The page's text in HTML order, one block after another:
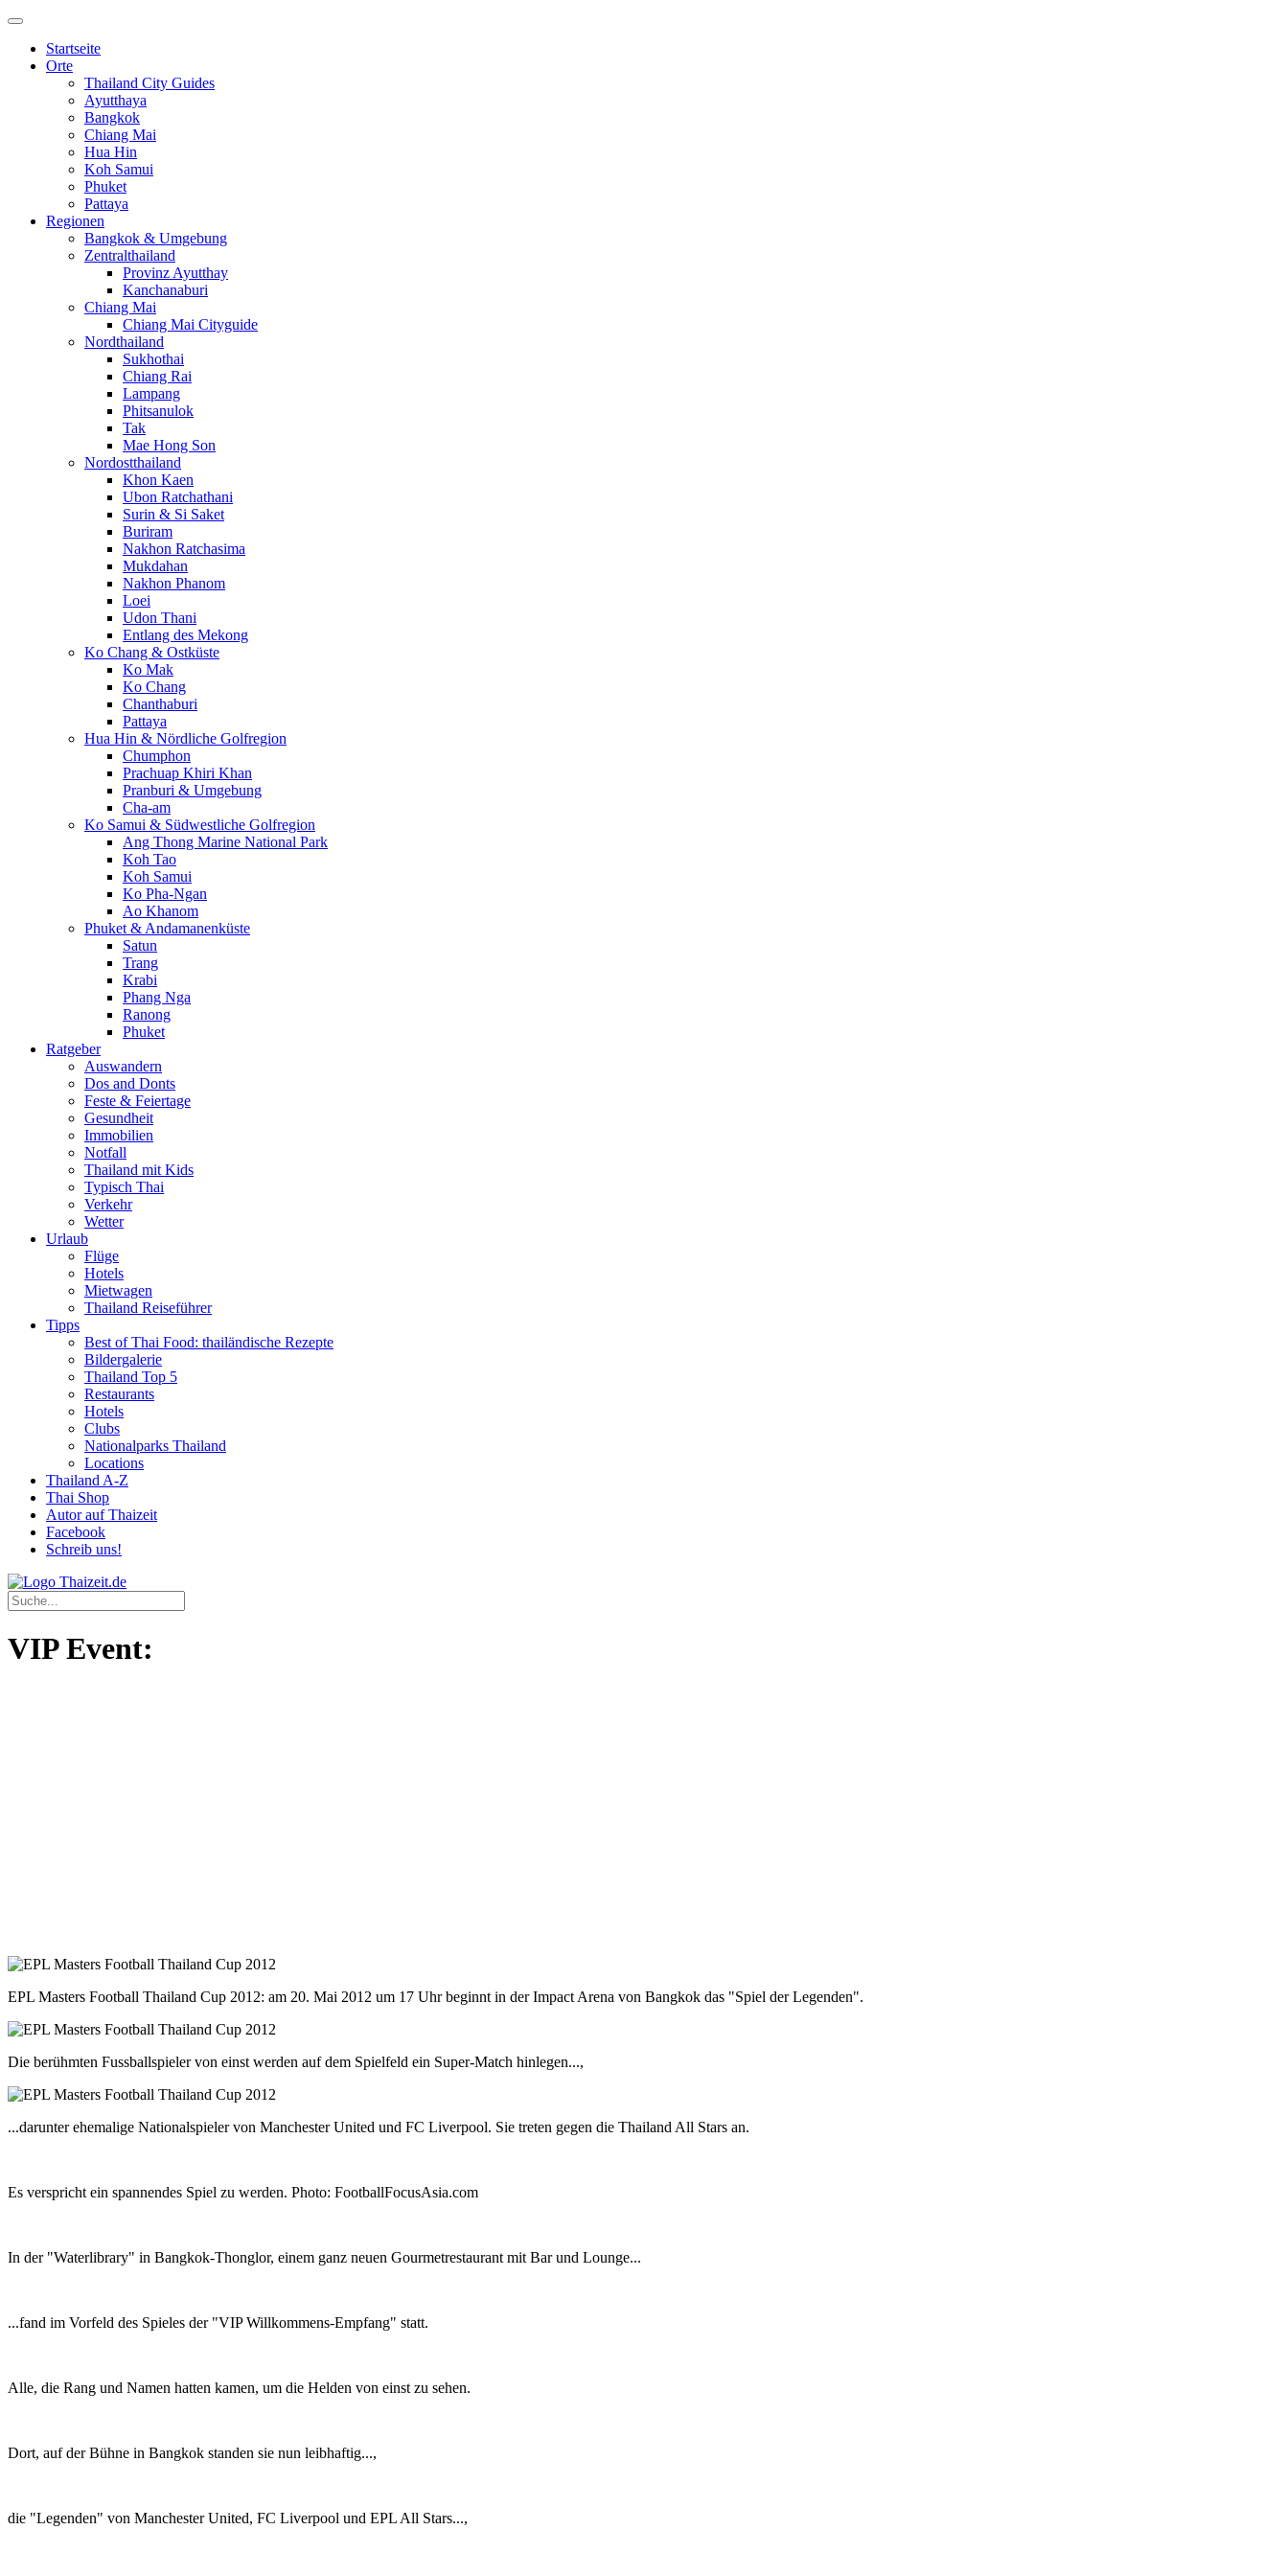
Startseite
Orte
Thailand City Guides
Ayutthaya
Bangkok
Chiang Mai
Hua Hin
Koh Samui
Phuket
Pattaya
Regionen
Bangkok & Umgebung
Zentralthailand
Provinz Ayutthay
Kanchanaburi
Chiang Mai
Chiang Mai Cityguide
Nordthailand
Sukhothai
Chiang Rai
Lampang
Phitsanulok
Tak
Mae Hong Son
Nordostthailand
Khon Kaen
Ubon Ratchathani
Surin & Si Saket
Buriram
Nakhon Ratchasima
Mukdahan
Nakhon Phanom
Loei
Udon Thani
Entlang des Mekong
Ko Chang & Ostküste
Ko Mak
Ko Chang
Chanthaburi
Pattaya
Hua Hin & Nördliche Golfregion
Chumphon
Prachuap Khiri Khan
Pranburi & Umgebung
Cha-am
Ko Samui & Südwestliche Golfregion
Ang Thong Marine National Park
Koh Tao
Koh Samui
Ko Pha-Ngan
Ao Khanom
Phuket & Andamanenküste
Satun
Trang
Krabi
Phang Nga
Ranong
Phuket
Ratgeber
Auswandern
Dos and Donts
Feste & Feiertage
Gesundheit
Immobilien
Notfall
Thailand mit Kids
Typisch Thai
Verkehr
Wetter
Urlaub
Flüge
Hotels
Mietwagen
Thailand Reiseführer
Tipps
Best of Thai Food: thailändische Rezepte
Bildergalerie
Thailand Top 5
Restaurants
Hotels
Clubs
Nationalparks Thailand
Locations
Thailand A-Z
Thai Shop
Autor auf Thaizeit
Facebook
Schreib uns!
VIP Event:
EPL Masters Football Thailand Cup 2012: am 20. Mai 2012 um 17 Uhr beginnt in der Impact Arena von Bangkok das "Spiel der Legenden".
Die berühmten Fussballspieler von einst werden auf dem Spielfeld ein Super-Match hinlegen...,
...darunter ehemalige Nationalspieler von Manchester United und FC Liverpool. Sie treten gegen die Thailand All Stars an.
Es verspricht ein spannendes Spiel zu werden. Photo: FootballFocusAsia.com
In der "Waterlibrary" in Bangkok-Thonglor, einem ganz neuen Gourmetrestaurant mit Bar und Lounge...
...fand im Vorfeld des Spieles der "VIP Willkommens-Empfang" statt.
Alle, die Rang und Namen hatten kamen, um die Helden von einst zu sehen.
Dort, auf der Bühne in Bangkok standen sie nun leibhaftig...,
die "Legenden" von Manchester United, FC Liverpool und EPL All Stars...,